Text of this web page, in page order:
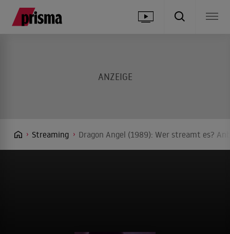
Streaming Dragon Angel (1989): Wer streamt es?